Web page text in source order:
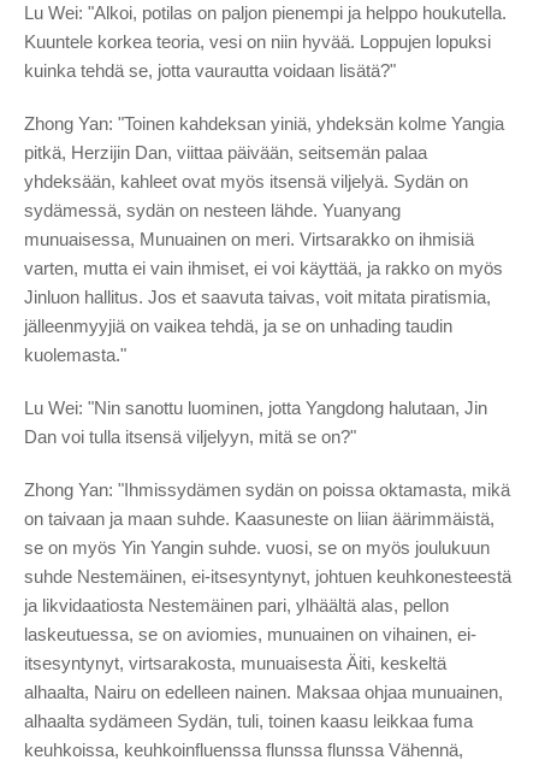
Lu Wei: "Alkoi, potilas on paljon pienempi ja helppo houkutella.
Kuuntele korkea teoria, vesi on niin hyvää. Loppujen lopuksi
kuinka tehdä se, jotta vaurautta voidaan lisätä?"
Zhong Yan: "Toinen kahdeksan yiniä, yhdeksän kolme Yangia
pitkä, Herzijin Dan, viittaa päivään, seitsemän palaa
yhdeksään, kahleet ovat myös itsensä viljelyä. Sydän on
sydämessä, sydän on nesteen lähde. Yuanyang
munuaisessa, Munuainen on meri. Virtsarakko on ihmisiä
varten, mutta ei vain ihmiset, ei voi käyttää, ja rakko on myös
Jinluon hallitus. Jos et saavuta taivas, voit mitata piratismia,
jälleenmyyjiä on vaikea tehdä, ja se on unhading taudin
kuolemasta."
Lu Wei: "Nin sanottu luominen, jotta Yangdong halutaan, Jin
Dan voi tulla itsensä viljelyyn, mitä se on?"
Zhong Yan: "Ihmissydämen sydän on poissa oktamasta, mikä
on taivaan ja maan suhde. Kaasuneste on liian äärimmäistä,
se on myös Yin Yangin suhde. vuosi, se on myös joulukuun
suhde Nestemäinen, ei-itsesyntynyt, johtuen keuhkonesteestä
ja likvidaatiosta Nestemäinen pari, ylhäältä alas, pellon
laskeutuessa, se on aviomies, munuainen on vihainen, ei-
itsesyntynyt, virtsarakosta, munuaisesta Äiti, keskeltä
alhaalta, Nairu on edelleen nainen. Maksaa ohjaa munuainen,
alhaalta sydämeen Sydän, tuli, toinen kaasu leikkaa fuma
keuhkoissa, keuhkoinfluenssa flunssa flunssa Vähennä,